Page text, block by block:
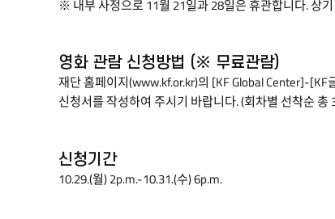
영화들을
관람
신청은
KF홈페이지
참고
In
order
※ 내부 사정으로 11월 21일과 28일은 휴관합니다. 상
영화 관람 신청방법 (※ 무료관람)
재단 홈페이지(www.kf.or.kr)의 [KF Global Center]-[KF
신청서를 작성하여 주시기 바랍니다. (회차별 선착순
신청기간
10.29.(월) 2p.m.-10.31.(수) 6p.m.